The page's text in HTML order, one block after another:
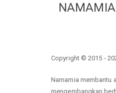
NAMAMIA
Copyright © 2015 -
Namamia membantu
mengembangkan